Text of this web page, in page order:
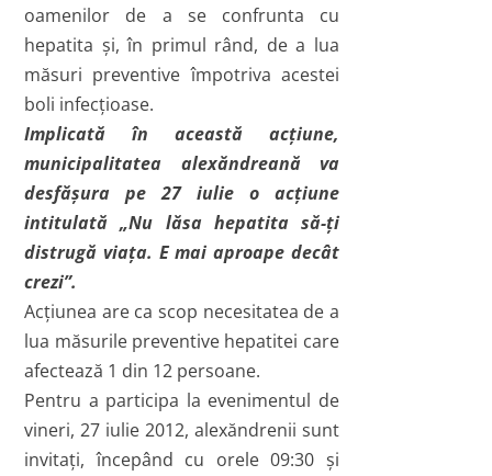
oamenilor de a se confrunta cu
hepatita şi, în primul rând, de a lua
măsuri preventive împotriva acestei
boli infecţioase.
Implicată în această acţiune,
municipalitatea alexăndreană va
desfăşura pe 27 iulie o acţiune
intitulată „Nu lăsa hepatita să-ţi
distrugă viaţa. E mai aproape decât
crezi”.
Acţiunea are ca scop necesitatea de a
lua măsurile preventive hepatitei care
afectează 1 din 12 persoane.
Pentru a participa la evenimentul de
vineri, 27 iulie 2012, alexăndrenii sunt
invitaţi, începând cu orele 09:30 şi